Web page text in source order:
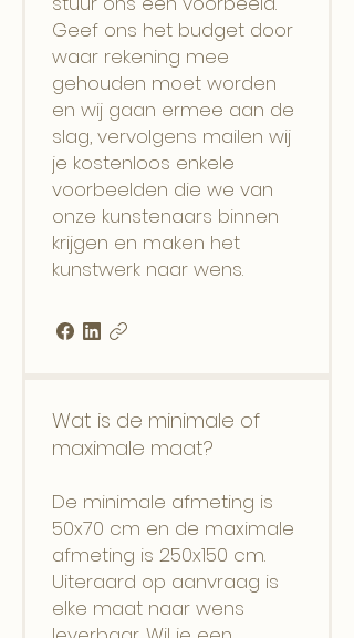
Geef ons het budget door
waar rekening mee
gehouden moet worden
en wij gaan ermee aan de
slag, vervolgens mailen wij
je kostenloos enkele
voorbeelden die we van
onze kunstenaars binnen
krijgen en maken het
kunstwerk naar wens.
Wat is de minimale of
maximale maat?
De minimale afmeting is
50x70 cm en de maximale
afmeting is 250x150 cm.
Uiteraard op aanvraag is
elke maat naar wens